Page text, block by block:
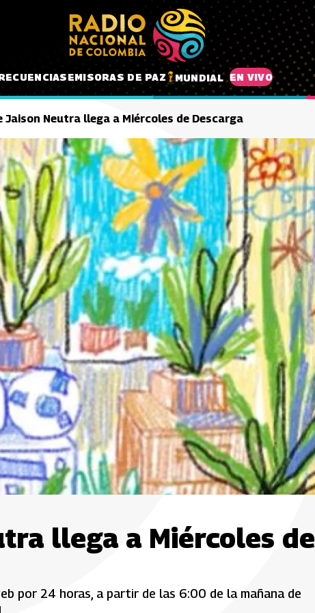
EMISORAS DE PAZ MUNDIAL EN VIVO
Jaison Neutra llega a Miércoles de Descarga
llega a Miércoles de
por 24 horas, a partir de las 6:00 de la mañana de